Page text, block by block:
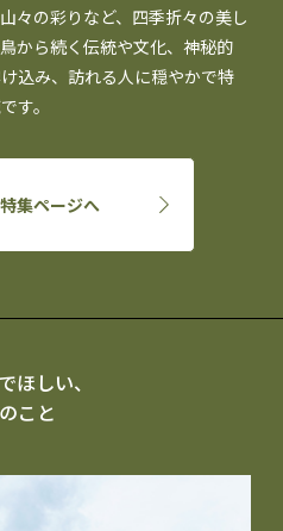
々の彩りなど、四季折々の美し
から続く伝統や文化、神秘的
込み、訪れる人に穏やかで特
す。
集ページへ
ほしい、
こと